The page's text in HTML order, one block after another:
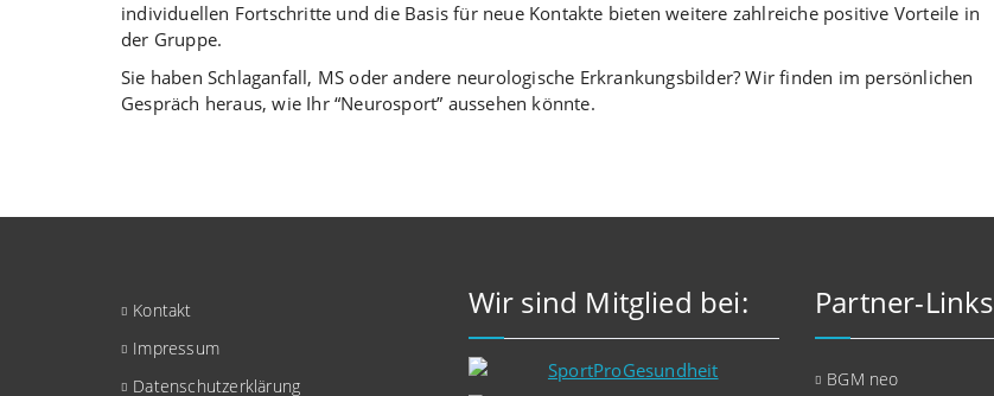
individuellen Fortschritte und die Basis für neue Kontakte bieten weitere zahlreiche positive Vorteile in
der Gruppe.
Sie haben Schlaganfall, MS oder andere neurologische Erkrankungsbilder? Wir finden im persönlichen
Gespräch heraus, wie Ihr “Neurosport” aussehen könnte.
Kontakt
Impressum
Datenschutzerklärung
Wir sind Mitglied bei: Partner-Links
BGM neo